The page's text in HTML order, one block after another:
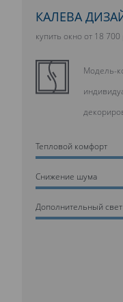
КАЛЕВА
купить окно от 18 700
Модель-
Тепловой комфорт
Cнижение шума
Дополнительный свет